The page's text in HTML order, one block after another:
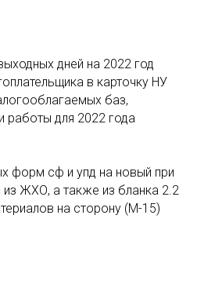
дней на 2022 год
в карточку НУ
баз,
работы для 2022 года
форм сф и упд на новый при
из ЖХО, а также из бланка 2.2
на сторону (М-15)